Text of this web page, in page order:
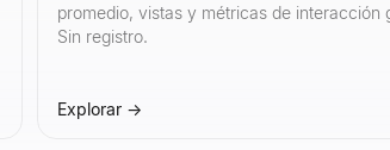
promedio, vistas y métricas de interacción
Sin registro.
Explorar →